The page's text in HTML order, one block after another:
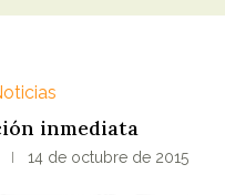
inmediata
14 de octubre de 2015